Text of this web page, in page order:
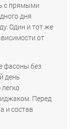
с прямыми
дня
Один и тот же
от
фасоны без
день
Перед
и состав